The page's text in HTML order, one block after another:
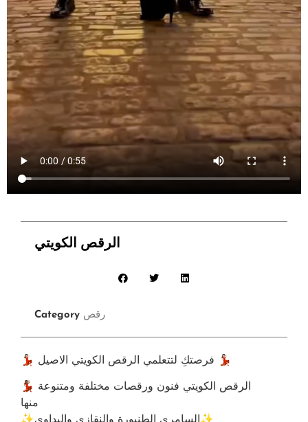
الرقص الكويتي
Category رقص
💃🏻 فرصتكِ لتتعلمي الرقص الكويتي الاصيل 💃🏻
‏‎💃🏾 الرقص الكويتي فنون ورقصات مختلفة ومتنوعة
‏‎منها
✨السامري الطنبورة والنقازي والبداوي✨